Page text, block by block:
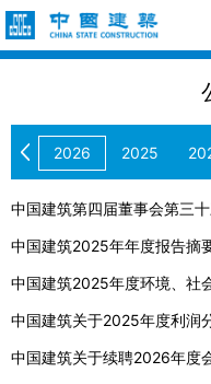
2026 2025
2020 2019
2014 2013
中国建筑第四届董事会第三
中国建筑2025年年度报告摘
中国建筑2025年度环境、社
中国建筑关于2025年度利润
中国建筑关于续聘2026年度